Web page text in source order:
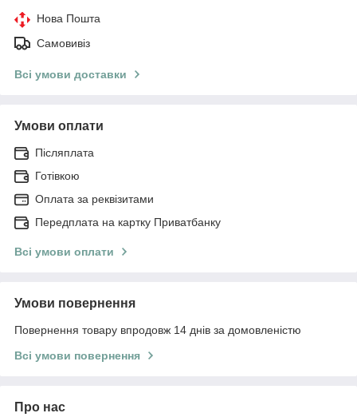
Нова Пошта
Самовивіз
Всі умови доставки
Умови оплати
Післяплата
Готівкою
Оплата за реквізитами
Передплата на картку Приватбанку
Всі умови оплати
Умови повернення
Повернення товару впродовж 14 днів за домовленістю
Всі умови повернення
Про нас